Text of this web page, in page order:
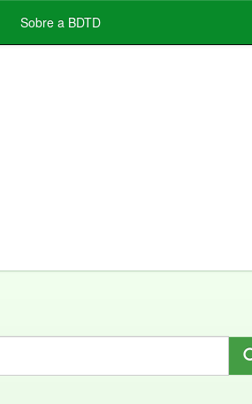
Sobre a BDTD